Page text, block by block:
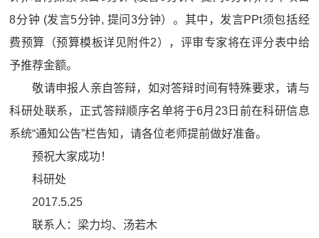
8分钟 (发言5分钟, 提问 3分钟）。其中，发言PPt须包括经
费预算（预算模板详见附件2），评审专家将在评分表中给
予推荐金额。
敬请申报人亲自答辩，如对答辩时间有特殊要求，请与
科研处联系，正式答辩顺序名单将于6月 23日前在科研信息
系统“通知公告”栏告知，请各位老师提前做好准备。
预祝大家成功！
科研处
2017.5.25
联系人：梁力均、汤若木